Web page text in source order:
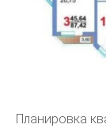
Планировка